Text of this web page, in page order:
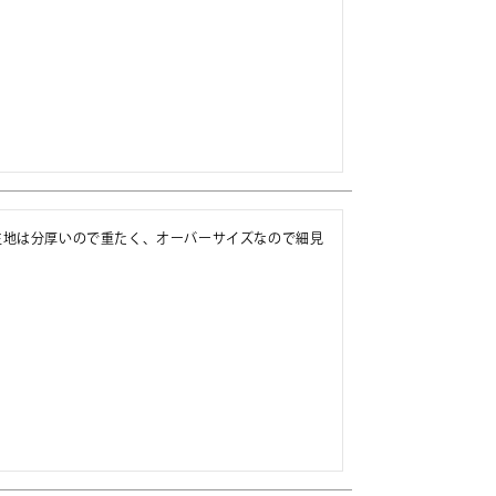
は分厚いので重たく、オーバーサイズなので細見